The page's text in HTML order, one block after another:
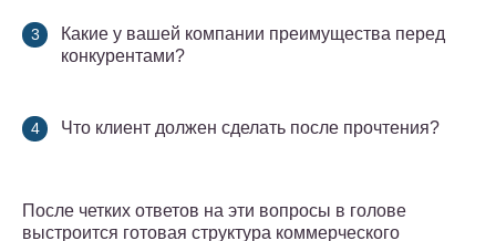
Какие у вашей компании преимущества перед
конкурентами?
Что клиент должен сделать после прочтения?
После четких ответов на эти вопросы в голове
выстроится готовая структура коммерческого